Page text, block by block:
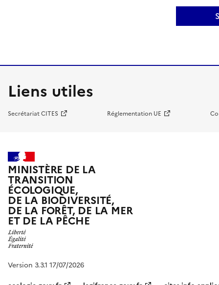
Liens utiles
Secrétariat CITES Réglementation UE
MINISTÈRE DE LA
TRANSITION
ÉCOLOGIQUE,
DE LA BIODIVERSITÉ,
DE LA FORÊT, DE LA MER
ET DE LA PÊCHE
Version 3.3.1 17/07/2026